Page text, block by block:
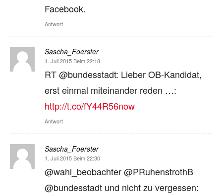
Facebook.
Antwort
Sascha_Foerster
1. Juli 2015 Beim 22:18
RT @bundesstadt: Lieber OB-Kandidat,
erst einmal miteinander reden …:
http://t.co/fY44R56now
Antwort
Sascha_Foerster
1. Juli 2015 Beim 22:30
@wahl_beobachter @PRuhenstrothB
@bundesstadt und nicht zu vergessen: